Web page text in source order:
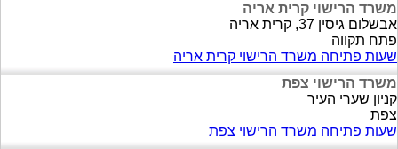
משרד הרישוי קרית אריה
אבשלום גיסין 37, קרית אריה
פתח תקווה
שעות פתיחה משרד הרישוי קרית אריה
משרד הרישוי צפת
קניון שערי העיר
צפת
שעות פתיחה משרד הרישוי צפת